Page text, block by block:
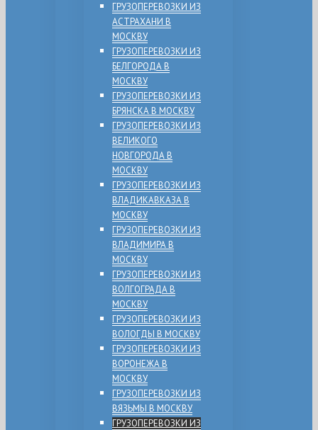
ГРУЗОПЕРЕВОЗКИ ИЗ
АСТРАХАНИ В
МОСКВУ
ГРУЗОПЕРЕВОЗКИ ИЗ
БЕЛГОРОДА В
МОСКВУ
ГРУЗОПЕРЕВОЗКИ ИЗ
БРЯНСКА В МОСКВУ
ГРУЗОПЕРЕВОЗКИ ИЗ
ВЕЛИКОГО
НОВГОРОДА В
МОСКВУ
ГРУЗОПЕРЕВОЗКИ ИЗ
ВЛАДИКАВКАЗА В
МОСКВУ
ГРУЗОПЕРЕВОЗКИ ИЗ
ВЛАДИМИРА В
МОСКВУ
ГРУЗОПЕРЕВОЗКИ ИЗ
ВОЛГОГРАДА В
МОСКВУ
ГРУЗОПЕРЕВОЗКИ ИЗ
ВОЛОГДЫ В МОСКВУ
ГРУЗОПЕРЕВОЗКИ ИЗ
ВОРОНЕЖА В
МОСКВУ
ГРУЗОПЕРЕВОЗКИ ИЗ
ВЯЗЬМЫ В МОСКВУ
ГРУЗОПЕРЕВОЗКИ ИЗ